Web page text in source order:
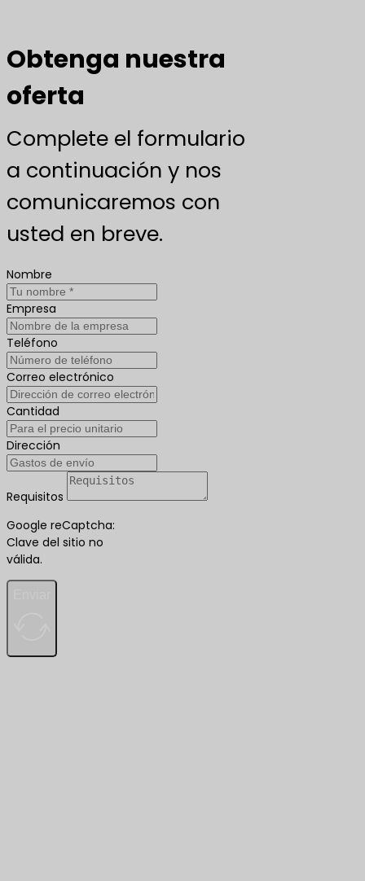
Obtenga nuestra
oferta
Complete el formulario
a continuación y nos
comunicaremos con
usted en breve.
Nombre
Empresa
Teléfono
Correo electrónico
Cantidad
Dirección
Requisitos
Google reCaptcha:
Clave del sitio no
válida.